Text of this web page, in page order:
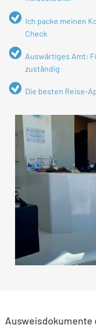
Ich packe meinen
Check
Auswärtiges Amt:
zuständig
Die besten Reise-
Ausweisdokumente